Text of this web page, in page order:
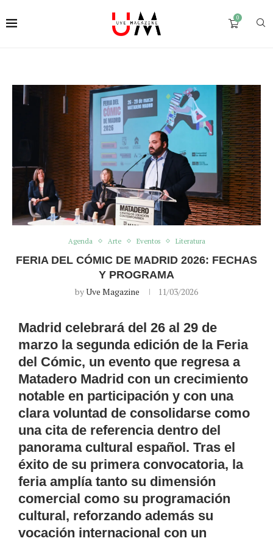
0
Agenda Arte Eventos Literatura
FERIA DEL CÓMIC DE MADRID 2026: FECHAS
Y PROGRAMA
byUve Magazine 11/03/2026
Madrid celebrará del 26 al 29 de
marzo la segunda edición de la Feria
del Cómic, un evento que regresa a
Matadero Madrid con un crecimiento
notable en participación y con una
clara voluntad de consolidarse como
una cita de referencia dentro del
panorama cultural español. Tras el
éxito de su primera convocatoria, la
feria amplía tanto su dimensión
comercial como su programación
cultural, reforzando además su
vocación internacional con un